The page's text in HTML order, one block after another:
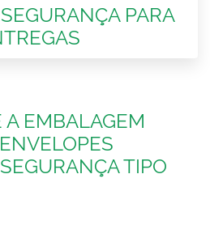
PARA
A EMBALAGEM
TIPO